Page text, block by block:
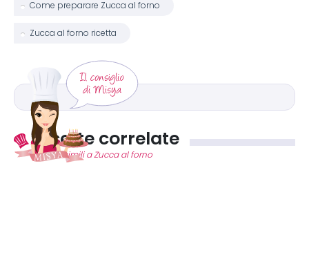
Come preparare Zucca al forno
Zucca al forno ricetta
Ricette correlate
Ricette simili a Zucca al forno